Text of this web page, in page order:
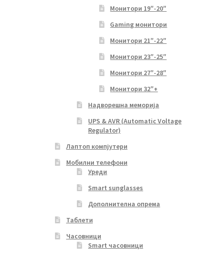
Монитори 19″-20″
Gaming монитори
Монитори 21″-22″
Монитори 23″-25″
Монитори 27″-28″
Монитори 32″+
Надворешна меморија
UPS & AVR (Automatic Voltage
Regulator)
Лаптоп компјутери
Мобилни телефони
Уреди
Smart sunglasses
Дополнителна опрема
Таблети
Часовници
Smart часовници